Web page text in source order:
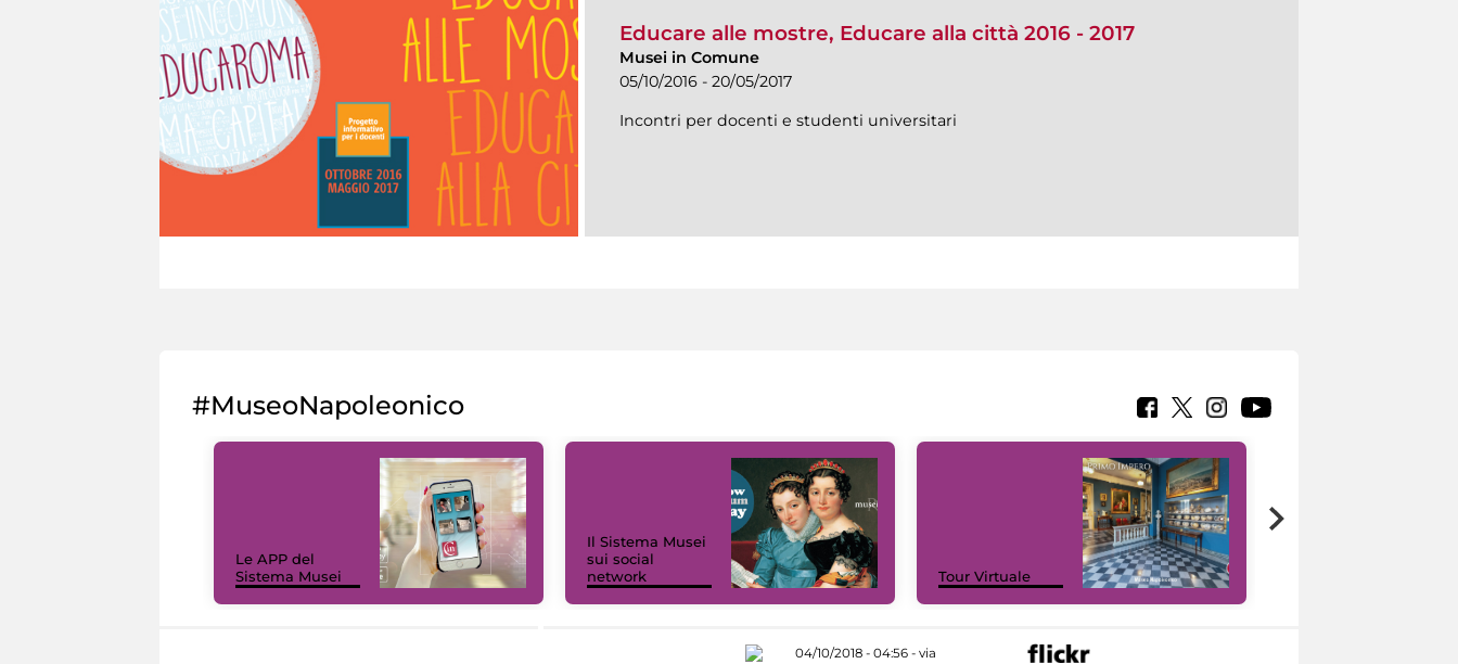
Educare alle mostre, Educare alla città 2016 - 2017
Musei in Comune
05/10/2016 - 20/05/2017
Incontri per docenti e studenti universitari
#MuseoNapoleonico
Le APP del
Sistema Musei
Il Sistema Musei
sui social
network
Tour Virtuale